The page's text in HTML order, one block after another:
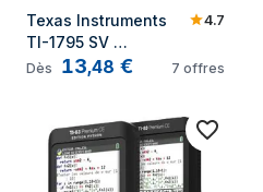
Texas Instruments
TI-1795 SV
calculatrice Bureau
4.7
Dès 13,48 € 7 offres